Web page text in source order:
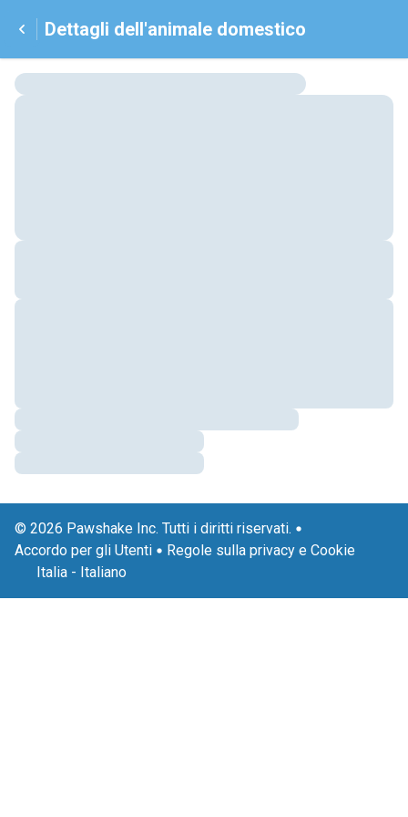
Dettagli dell'animale domestico
© 2026 Pawshake Inc. Tutti i diritti riservati.
Accordo per gli Utenti
Regole sulla privacy e Cookie
Italia - Italiano